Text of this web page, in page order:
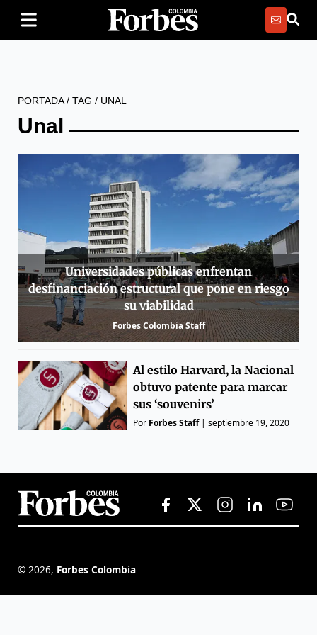
PORTADA/ TAG / UNAL
Unal
Universidades públicas enfrentan
desfinanciación estructural que pone en riesgo
su viabilidad
Forbes Colombia Staff
Al estilo Harvard, la Nacional
obtuvo patente para marcar
sus ‘souvenirs’
Por Forbes Staff|septiembre 19, 2020
© 2026, Forbes Colombia